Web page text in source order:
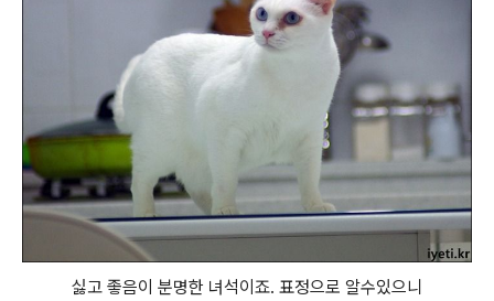
싫고 좋음이 분명한 녀석이죠. 표정으로 알수있으니